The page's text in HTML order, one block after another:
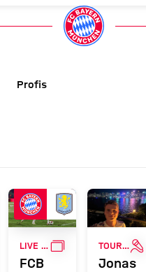
Profis
LIVE BEI FC BAYERN TV PLUS GALLERIE
FCB
TOUR TALK
Jonas